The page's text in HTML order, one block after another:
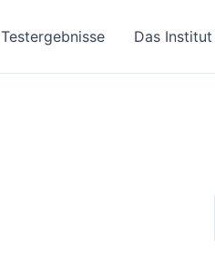
Testergebnisse Das Institut